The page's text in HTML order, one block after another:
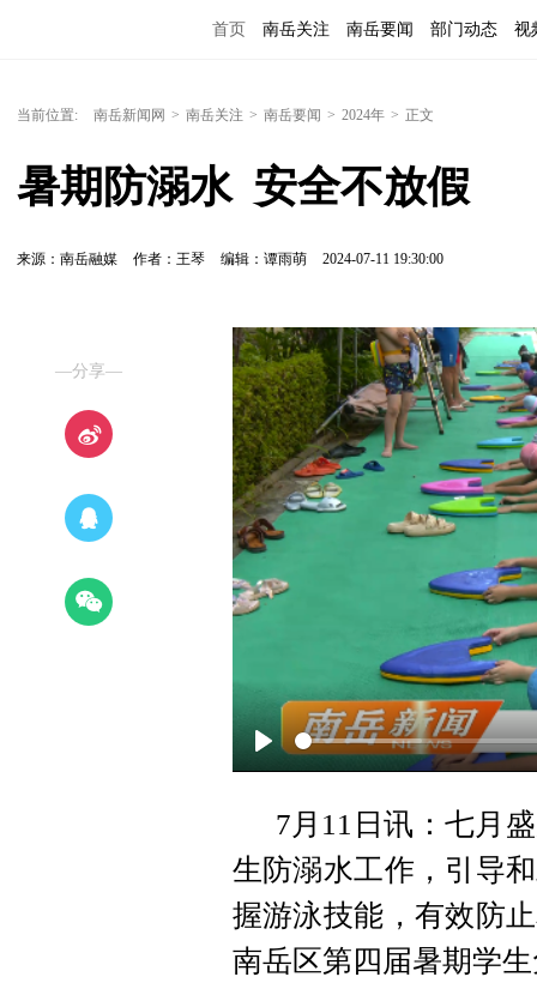
首页 南岳关注 南岳要闻 部门动态 视
当前位置: 南岳新闻网 > 南岳关注 > 南岳要闻 > 2024年 > 正文
暑期防溺水  安全不放假
来源：南岳融媒 作者：王琴 编辑：谭雨萌 2024-07-11 19:30:00
—分享—
Play
7月11日讯：七月
生防溺水工作，引导
握游泳技能，有效防
南岳区第四届暑期学